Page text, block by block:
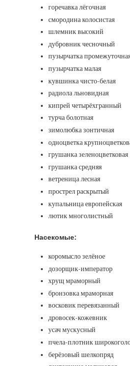
горечавка лёгочная
смородина колосистая
шлемник высокий
дубровник чесночный
пузырчатка
пузырчатка малая
кувшинка чисто-белая
радиола льновидная
кипрей четырёхгранный
турча болотная
зимолюбка зонтичная
одноцветка
грушанка зеленоцветковая
грушанка средняя
ветреница лесная
прострел раскрытый
купальница европейская
лютик многолистный
Насекомые:
коромысло зелёное
дозорщик-император
хрущ мраморный
бронзовка мраморная
восковик перевязанный
дровосек-кожевник
усач мускусный
пчела-плотник
берёзовый шелкопряд